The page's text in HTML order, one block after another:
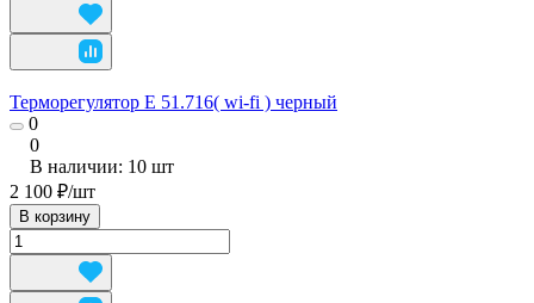
Терморегулятор E 51.716( wi-fi ) черный
0
0
В наличии: 10 шт
2 100 ₽/шт
В корзину